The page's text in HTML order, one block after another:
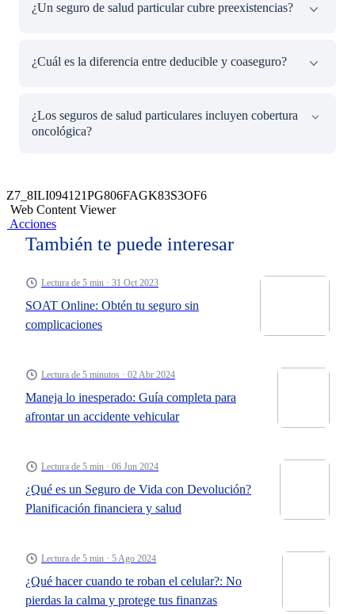
son obligatorios y mantienes tu derecho a usar sus
¿Un seguro de salud particular cubre preexistencias?
contratar el seguro tienen restricciones. Es fundamental
¿Cuál es la diferencia entre deducible y coaseguro?
mientras que el coaseguro es un porcentaje del costo total
de la atención que asume el asegurado.
¿Los seguros de salud particulares incluyen cobertura
oncológica?
frente al cáncer, aunque el porcentaje de cobertura y las
clínicas disponibles varían según el plan elegido.
Z7_8ILI094121PG806FAGK83S3OF6
Web Content Viewer
Acciones
También te puede interesar
SOAT Online: Obtén tu seguro sin
complicaciones
Lectura de 5 min · 31 Oct 2023
Maneja lo inesperado: Guía completa para
afrontar un accidente vehicular
Lectura de 5 minutos · 02 Abr 2024
¿Qué es un Seguro de Vida con Devolución?
Planificación financiera y salud
Lectura de 5 min · 06 Jun 2024
¿Qué hacer cuando te roban el celular?: No
pierdas la calma y protege tus finanzas
Lectura de 5 min · 5 Ago 2024